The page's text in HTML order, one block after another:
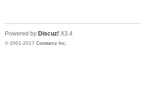
Powered by Discuz! X3.4
© 2001-2017 Comsenz Inc.